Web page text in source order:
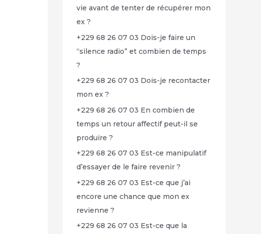
vie avant de tenter de récupérer mon
ex ?
+229 68 26 07 03 Dois-je faire un
“silence radio” et combien de temps
?
+229 68 26 07 03 Dois-je recontacter
mon ex ?
+229 68 26 07 03 En combien de
temps un retour affectif peut-il se
produire ?
+229 68 26 07 03 Est-ce manipulatif
d’essayer de le faire revenir ?
+229 68 26 07 03 Est-ce que j’ai
encore une chance que mon ex
revienne ?
+229 68 26 07 03 Est-ce que la